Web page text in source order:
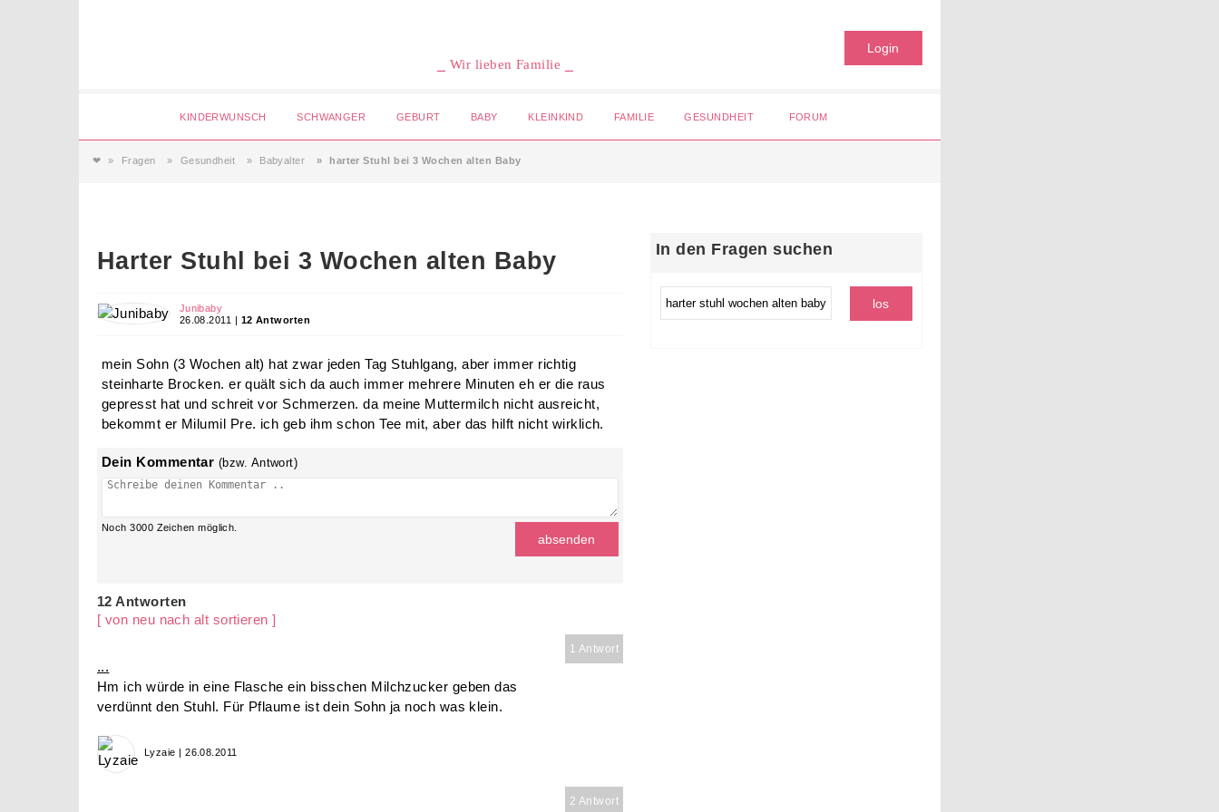
⎯ Wir lieben Familie ⎯
Login
KINDERWUNSCH SCHWANGER GEBURT BABY KLEINKIND FAMILIE GESUNDHEIT FORUM
❤ Fragen Gesundheit Babyalter harter Stuhl bei 3 Wochen alten Baby
Harter Stuhl bei 3 Wochen alten Baby
Junibaby
26.08.2011 | 12 Antworten
mein Sohn (3 Wochen alt) hat zwar jeden Tag Stuhlgang, aber immer richtig
steinharte Brocken. er quält sich da auch immer mehrere Minuten eh er die raus
gepresst hat und schreit vor Schmerzen. da meine Muttermilch nicht ausreicht,
bekommt er Milumil Pre. ich geb ihm schon Tee mit, aber das hilft nicht wirklich.
Dein Kommentar (bzw. Antwort)
Noch3000 Zeichen möglich.
12 Antworten
[ von neu nach alt sortieren ]
1 Antwort
...
Hm ich würde in eine Flasche ein bisschen Milchzucker geben das
verdünnt den Stuhl. Für Pflaume ist dein Sohn ja noch was klein.
Lyzaie | 26.08.2011
2 Antwort
In den Fragen suchen